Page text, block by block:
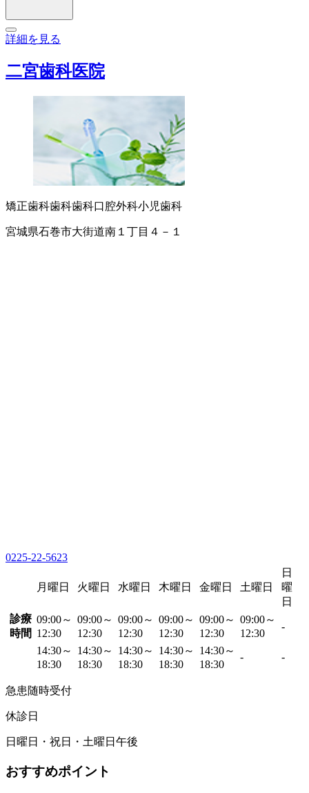
詳細を見る
二宮歯科医院
矯正歯科歯科歯科口腔外科小児歯科
宮城県石巻市大街道南１丁目４－１
0225-22-5623
月曜日 火曜日 水曜日 木曜日 金曜日 土曜日
日
曜
日
診療
時間
09:00～
12:30
09:00～
12:30
09:00～
12:30
09:00～
12:30
09:00～
12:30
09:00～
12:30
-
14:30～
18:30
14:30～
18:30
14:30～
18:30
14:30～
18:30
14:30～
18:30
- -
急患随時受付
休診日
日曜日・祝日・土曜日午後
おすすめポイント